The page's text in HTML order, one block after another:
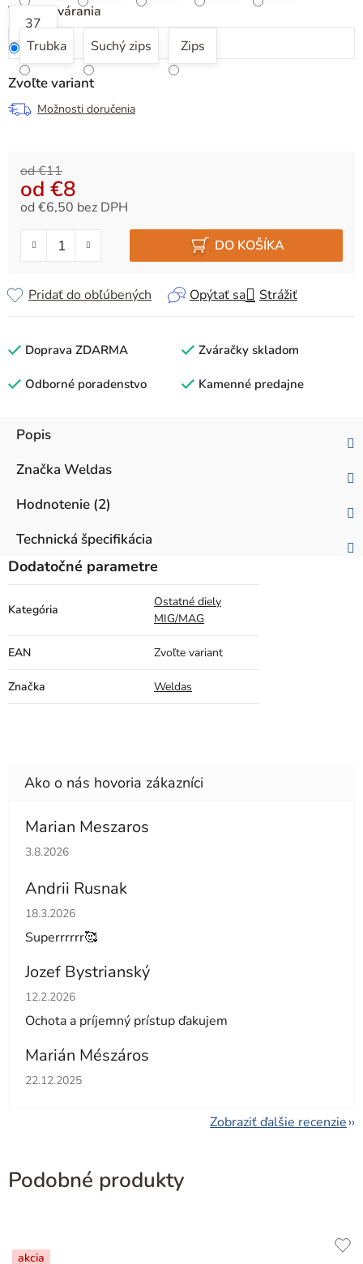
37
Typ uzatvárania
Trubka
Suchý zips Zips
Zvoľte variant
Možnosti doručenia
od €11
od €8
od €6,50 bez DPH
DO KOŠÍKA
Opýtať sa Strážiť
Pridať do obľúbených
Doprava ZDARMA Zváračky skladom
Odborné poradenstvo Kamenné predajne
Popis
Značka Weldas
Hodnotenie (2)
Technická špecifikácia
Dodatočné parametre
Kategória
Ostatné diely
MIG/MAG
EAN Zvoľte variant
Značka Weldas
Marian Meszaros
Hodnotenie obchodu je 5 z 5 hviezdičiek.
3.8.2026
Andrii Rusnak
Hodnotenie obchodu je 5 z 5 hviezdičiek.
18.3.2026
Superrrrrr🥰
Jozef Bystrianský
Hodnotenie obchodu je 5 z 5 hviezdičiek.
12.2.2026
Ochota a príjemný prístup ďakujem
Marián Mészáros
Hodnotenie obchodu je 5 z 5 hviezdičiek.
22.12.2025
Zobraziť ďalšie recenzie
Podobné produkty
akcia